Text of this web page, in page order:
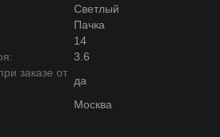
Светлый
Пачка
14
3.6
заказе от
да
Москва